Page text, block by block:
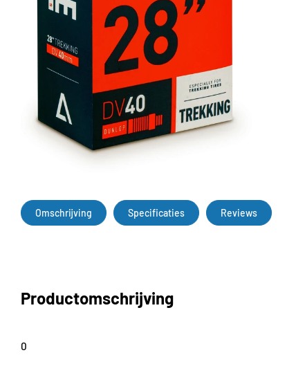
Omschrijving Specificaties Reviews
Productomschrijving
0